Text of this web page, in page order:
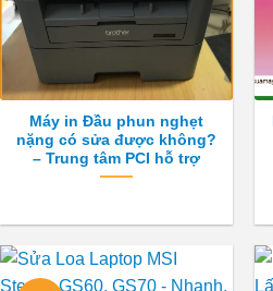
Máy in Đầu phun nghẹt
nặng có sửa được không?
– Trung tâm PCI hỗ trợ